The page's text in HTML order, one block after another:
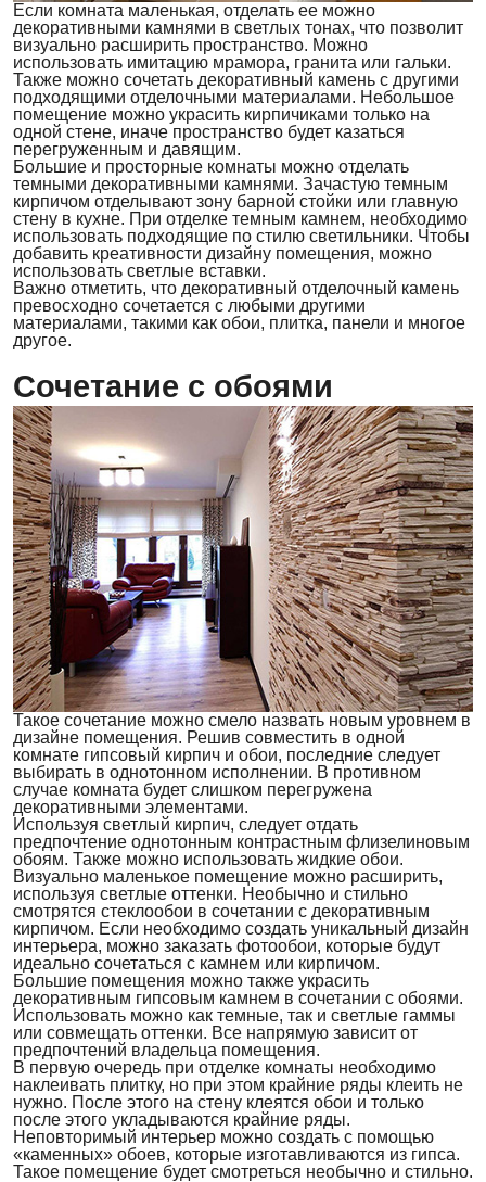
Если комната маленькая, отделать ее можно
декоративными камнями в светлых тонах, что позволит
визуально расширить пространство. Можно
использовать имитацию мрамора, гранита или гальки.
Также можно сочетать декоративный камень с другими
подходящими отделочными материалами. Небольшое
помещение можно украсить кирпичиками только на
одной стене, иначе пространство будет казаться
перегруженным и давящим.
Большие и просторные комнаты можно отделать
темными декоративными камнями. Зачастую темным
кирпичом отделывают зону барной стойки или главную
стену в кухне. При отделке темным камнем, необходимо
использовать подходящие по стилю светильники. Чтобы
добавить креативности дизайну помещения, можно
использовать светлые вставки.
Важно отметить, что декоративный отделочный камень
превосходно сочетается с любыми другими
материалами, такими как обои, плитка, панели и многое
другое.
Сочетание с обоями
Такое сочетание можно смело назвать новым уровнем в
дизайне помещения. Решив совместить в одной
комнате гипсовый кирпич и обои, последние следует
выбирать в однотонном исполнении. В противном
случае комната будет слишком перегружена
декоративными элементами.
Используя светлый кирпич, следует отдать
предпочтение однотонным контрастным флизелиновым
обоям. Также можно использовать жидкие обои.
Визуально маленькое помещение можно расширить,
используя светлые оттенки. Необычно и стильно
смотрятся стеклообои в сочетании с декоративным
кирпичом. Если необходимо создать уникальный дизайн
интерьера, можно заказать фотообои, которые будут
идеально сочетаться с камнем или кирпичом.
Большие помещения можно также украсить
декоративным гипсовым камнем в сочетании с обоями.
Использовать можно как темные, так и светлые гаммы
или совмещать оттенки. Все напрямую зависит от
предпочтений владельца помещения.
В первую очередь при отделке комнаты необходимо
наклеивать плитку, но при этом крайние ряды клеить не
нужно. После этого на стену клеятся обои и только
после этого укладываются крайние ряды.
Неповторимый интерьер можно создать с помощью
«каменных» обоев, которые изготавливаются из гипса.
Такое помещение будет смотреться необычно и стильно.